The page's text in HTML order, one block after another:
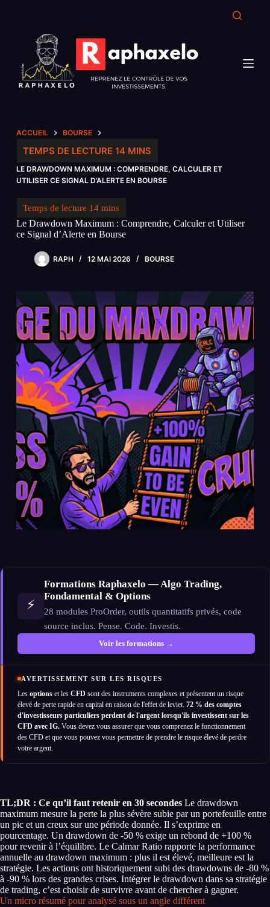
ACCUEIL BOURSE
LE DRAWDOWN MAXIMUM : COMPRENDRE, CALCULER ET
UTILISER CE SIGNAL D’ALERTE EN BOURSE
Le Drawdown Maximum : Comprendre, Calculer et Utiliser
ce Signal d’Alerte en Bourse
RAPH 12 MAI 2026 BOURSE
⚡
Formations Raphaxelo — Algo Trading,
Fondamental & Options
28 modules ProOrder, outils quantitatifs privés, code
source inclus. Pense. Code. Investis.
Voir les formations →
AVERTISSEMENT SUR LES RISQUES
Les options et les CFD sont des instruments complexes et présentent un risque
élevé de perte rapide en capital en raison de l'effet de levier. 72 % des comptes
d'investisseurs particuliers perdent de l'argent lorsqu'ils investissent sur les
CFD avec IG. Vous devez vous assurer que vous comprenez le fonctionnement
des CFD et que vous pouvez vous permettre de prendre le risque élevé de perdre
votre argent.
TL;DR : Ce qu’il faut retenir en 30 secondes Le drawdown
maximum mesure la perte la plus sévère subie par un portefeuille entre
un pic et un creux sur une période donnée. Il s’exprime en
pourcentage. Un drawdown de -50 % exige un rebond de +100 %
pour revenir à l’équilibre. Le Calmar Ratio rapporte la performance
annuelle au drawdown maximum : plus il est élevé, meilleure est la
stratégie. Les actions ont historiquement subi des drawdowns de -80 %
à -90 % lors des grandes crises. Intégrer le drawdown dans sa stratégie
de trading, c’est choisir de survivre avant de chercher à gagner.
Un micro résumé pour analysé sous un angle différent